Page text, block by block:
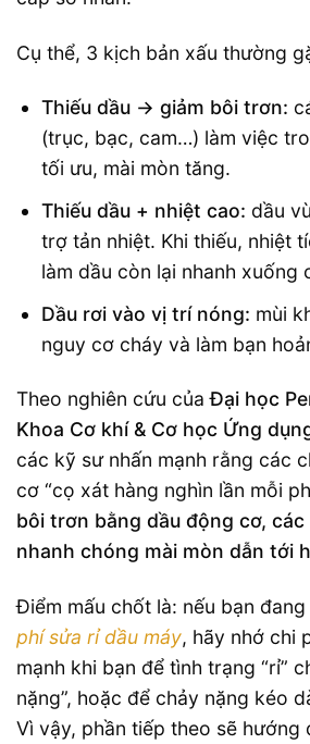
Cụ thể, 3 kịch bản xấu thường
Thiếu dầu → giảm bôi trơn:
(trục, bạc, cam…) làm việc
tối ưu, mài mòn tăng.
Thiếu dầu + nhiệt cao: dầu
trợ tản nhiệt. Khi thiếu, nhiệt
làm dầu còn lại nhanh xuống
Dầu rơi vào vị trí nóng: mùi
nguy cơ cháy và làm bạn
Theo nghiên cứu củaĐại học
Khoa Cơ khí & Cơ học Ứng
các kỹ sư nhấn mạnh rằng các
cơ “cọ xát hàng nghìn lần mỗi
bôi trơn bằng dầu động cơ,
nhanh chóng mài mòn dẫn tới
Điểm mấu chốt là: nếu bạn
phí sửa rỉ dầu máy, hãy nhớ chi
mạnh khi bạn để tình trạng “rỉ”
nặng”, hoặc để chảy nặng kéo
Vì vậy, phần tiếp theo sẽ hướng